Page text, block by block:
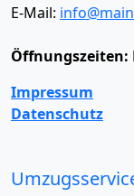
E-Mail:
Öffnungszeiten:
Impressum
Datenschutz